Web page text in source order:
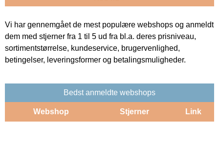
Vi har gennemgået de mest populære webshops og anmeldt
dem med stjerner fra 1 til 5 ud fra bl.a. deres prisniveau,
sortimentstørrelse, kundeservice, brugervenlighed,
betingelser, leveringsformer og betalingsmuligheder.
Bedst anmeldte webshops
Webshop Stjerner Link